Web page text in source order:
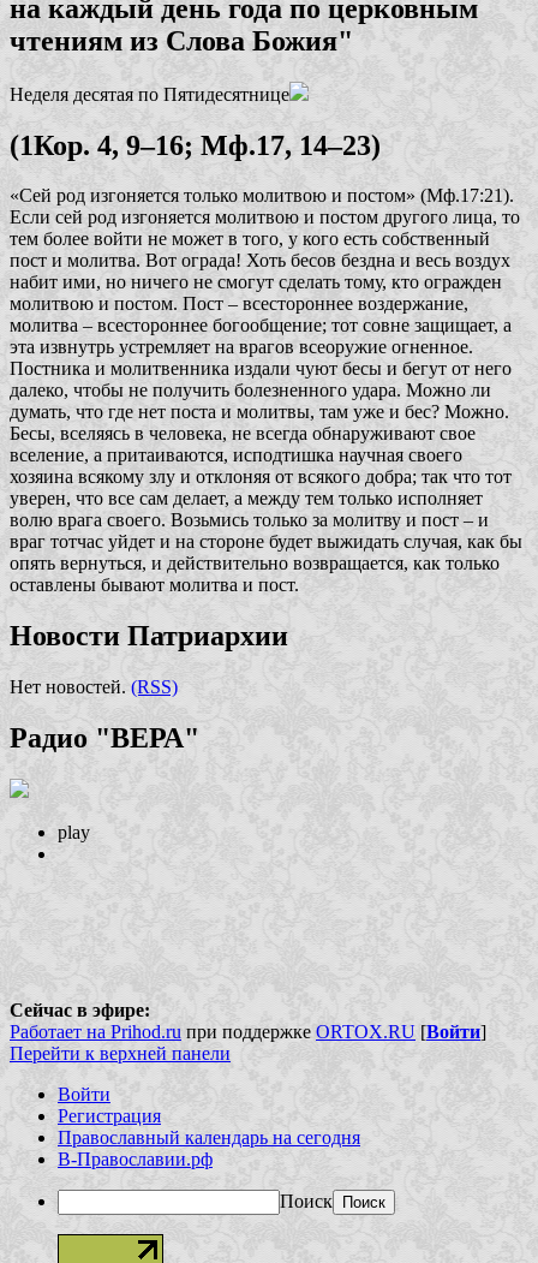
на каждый день года по церковным
чтениям из Слова Божия"
Неделя десятая по Пятидесятнице
(1Кор. 4, 9–16; Мф.17, 14–23)
«Сей род изгоняется только молитвою и постом» (Мф.17:21).
Если сей род изгоняется молитвою и постом другого лица, то
тем более войти не может в того, у кого есть собственный
пост и молитва. Вот ограда! Хоть бесов бездна и весь воздух
набит ими, но ничего не смогут сделать тому, кто огражден
молитвою и постом. Пост – всестороннее воздержание,
молитва – всестороннее богообщение; тот совне защищает, а
эта извнутрь устремляет на врагов всеоружие огненное.
Постника и молитвенника издали чуют бесы и бегут от него
далеко, чтобы не получить болезненного удара. Можно ли
думать, что где нет поста и молитвы, там уже и бес? Можно.
Бесы, вселяясь в человека, не всегда обнаруживают свое
вселение, а притаиваются, исподтишка научная своего
хозяина всякому злу и отклоняя от всякого добра; так что тот
уверен, что все сам делает, а между тем только исполняет
волю врага своего. Возьмись только за молитву и пост – и
враг тотчас уйдет и на стороне будет выжидать случая, как бы
опять вернуться, и действительно возвращается, как только
оставлены бывают молитва и пост.
Новости Патриархии
Нет новостей. (RSS)
Радио "ВЕРА"
play
Сейчас в эфире:
Работает на Prihod.ru при поддержке ORTOX.RU [Войти]
Перейти к верхней панели
Войти
Регистрация
Православный календарь на сегодня
В-Православии.рф
Поиск